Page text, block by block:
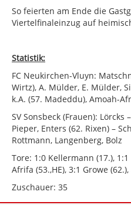
So feierten am Ende die
Viertelfinaleinzug auf
Statistik:
FC Neukirchen-Vluyn:
Wirtz), A. Mülder, E. Mülder,
k.A. (57. Madeddu), Amoah-
SV Sonsbeck (Frauen): Lörcks
Pieper, Enters (62. Rixen) –
Rottmann, Langenberg, Bolz
Tore: 1:0 Kellermann (17.),
Afrifa (53.,HE), 3:1 Growe
Zuschauer: 35